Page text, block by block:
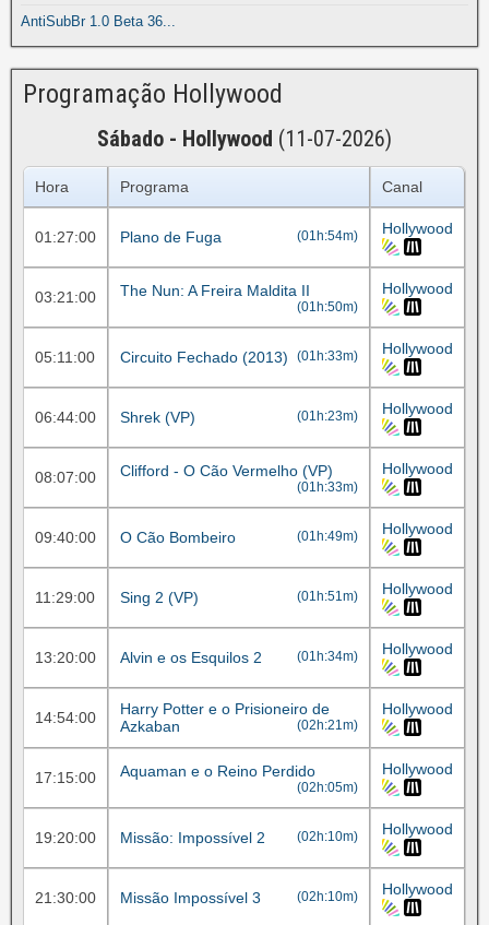
AntiSubBr 1.0 Beta 36...
Programação Hollywood
Sábado - Hollywood (11-07-2026)
Hora Programa Canal
01:27:00 Plano de Fuga (01h:54m) Hollywood
03:21:00 The Nun: A Freira Maldita II
(01h:50m)
Hollywood
05:11:00 Circuito Fechado (2013) (01h:33m) Hollywood
06:44:00 Shrek (VP) (01h:23m) Hollywood
08:07:00 Clifford - O Cão Vermelho (VP)
(01h:33m)
Hollywood
09:40:00 O Cão Bombeiro (01h:49m) Hollywood
11:29:00 Sing 2 (VP) (01h:51m) Hollywood
13:20:00 Alvin e os Esquilos 2 (01h:34m) Hollywood
14:54:00
Harry Potter e o Prisioneiro de
Azkaban
(02h:21m)
Hollywood
17:15:00 Aquaman e o Reino Perdido
(02h:05m)
Hollywood
19:20:00 Missão: Impossível 2 (02h:10m) Hollywood
21:30:00 Missão Impossível 3 (02h:10m) Hollywood